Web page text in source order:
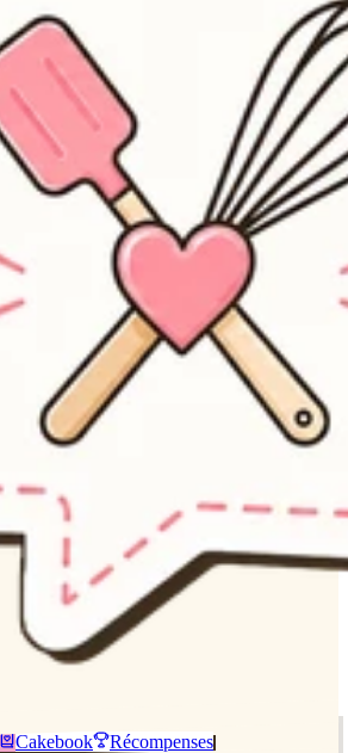
Cakebook Récompenses